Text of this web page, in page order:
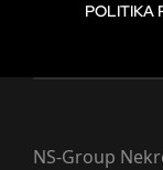
POLITIKA
NS-Group